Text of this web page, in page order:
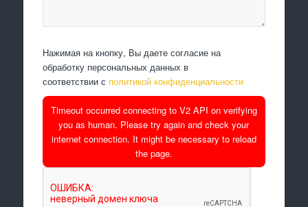
Нажимая на кнопку, Вы даете согласие на
обработку персональных данных в
соответствии с политикой конфиденциальности
Timeout occurred connecting to V2 API on verifying
you as human. Please try again and check your
internet connection. It might be necessary to reload
the page.